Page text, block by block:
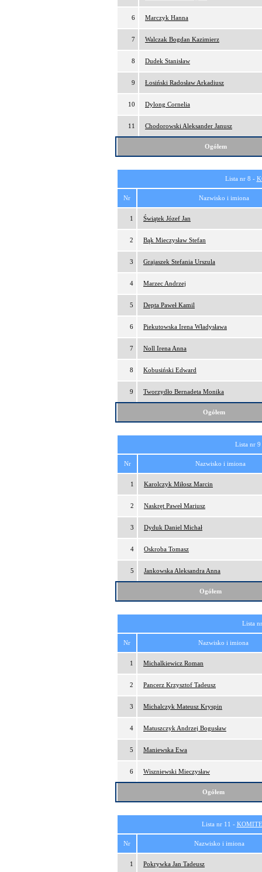
6 Marczyk Hanna
7 Walczak Bogdan Kazimierz
8 Dudek Stanisław
9 Łosiński Radosław Arkadiusz
10 Dylong Cornelia
11 Chodorowski Aleksander Janusz
Ogółem
Lista nr 8 -
Nr Nazwisko i imiona
1 Świątek Józef Jan
2 Bąk Mieczysław Stefan
3 Grajaszek Stefania Urszula
4 Marzec Andrzej
5 Depta Paweł Kamil
6 Piekutowska Irena Władysława
7 Noll Irena Anna
8 Kobusiński Edward
9 Tworzydło Bernadeta Monika
Ogółem
Lista nr
Nr Nazwisko i imiona
1 Karolczyk Miłosz Marcin
2 Naskręt Paweł Mariusz
3 Dyduk Daniel Michał
4 Oskroba Tomasz
5 Jankowska Aleksandra Anna
Ogółem
Lista
Nr Nazwisko i imiona
1 Michalkiewicz Roman
2 Pancerz Krzysztof Tadeusz
3 Michalczyk Mateusz Kryspin
4 Matuszczyk Andrzej Bogusław
5 Maniewska Ewa
6 Wiszniewski Mieczysław
Ogółem
Lista nr 11 -
Nr Nazwisko i imiona
1 Pokrywka Jan Tadeusz